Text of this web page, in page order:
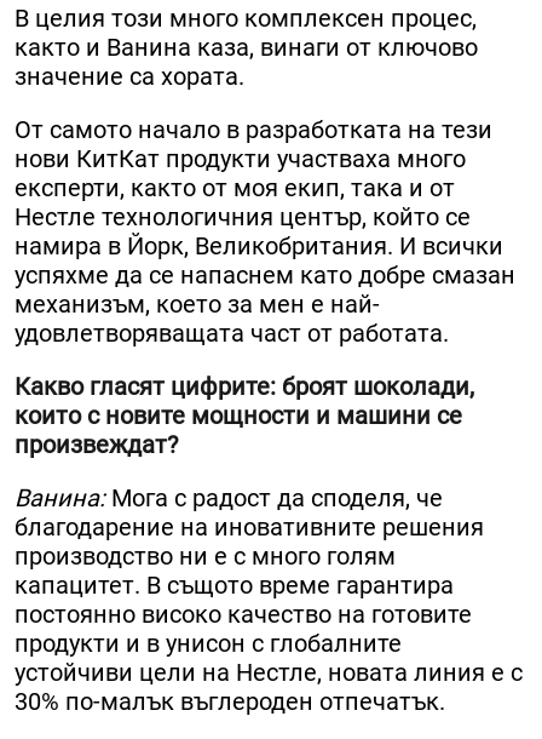
В целия този много комплексен процес,
както и Ванина каза, винаги от ключово
значение са хората.
От самото начало в разработката на тези
нови КитКат продукти участваха много
експерти, както от моя екип, така и от
Нестле технологичния център, който се
намира в Йорк, Великобритания. И всички
успяхме да се напаснем като добре смазан
механизъм, което за мен е най-
удовлетворяващата част от работата.
Какво гласят цифрите: броят шоколади,
които с новите мощности и машини се
произвеждат?
Ванина: Мога с радост да споделя, че
благодарение на иновативните решения
производство ни е с много голям
капацитет. В същото време гарантира
постоянно високо качество на готовите
продукти и в унисон с глобалните
устойчиви цели на Нестле, новата линия е с
30% по-малък въглероден отпечатък.